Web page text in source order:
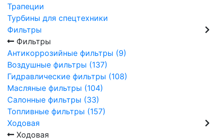
Трапеции
Турбины для спецтехники
Фильтры
Фильтры
Антикоррозийные фильтры (9)
Воздушные фильтры (137)
Гидравлические фильтры (108)
Масляные фильтры (104)
Салонные фильтры (33)
Топливные фильтры (157)
Ходовая
Ходовая